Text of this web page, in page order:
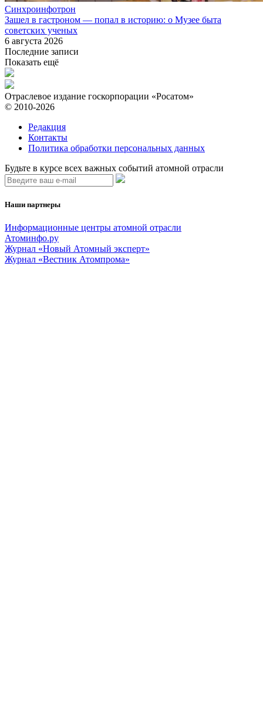
Синхроинфотрон
Зашел в гастроном — попал в историю: о Музее быта
советских ученых
6 августа 2026
Последние записи
Показать ещё
Отраслевое издание госкорпорации «Росатом»
© 2010-2026
Редакция
Контакты
Политика обработки персональных данных
Будьте в курсе всех важных событий атомной отрасли
Наши партнеры
Информационные центры атомной отрасли
Атоминфо.ру
Журнал «Новый Атомный эксперт»
Журнал «Вестник Атомпрома»